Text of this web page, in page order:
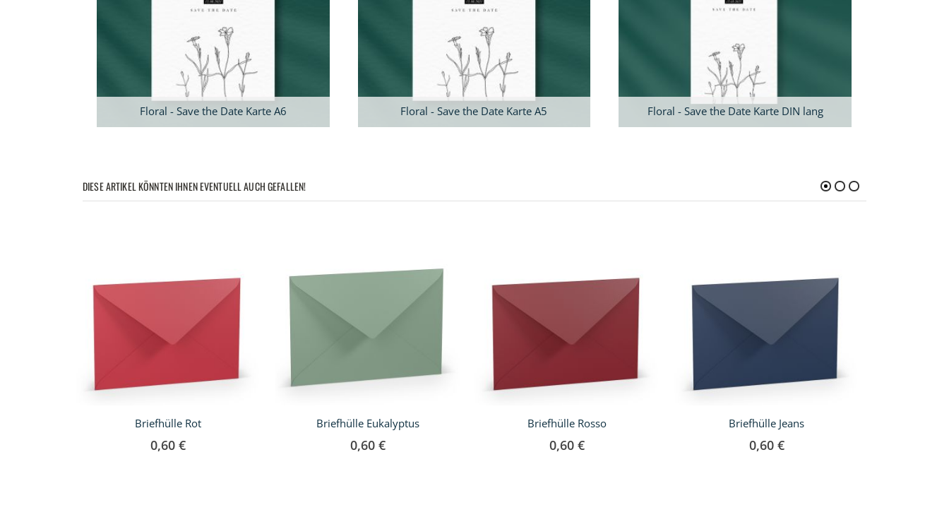
Floral - Save the Date Karte A6 Floral - Save the Date Karte A5 Floral - Save the Date Karte DIN lang
DIESE ARTIKEL KÖNNTEN IHNEN EVENTUELL AUCH GEFALLEN!
Briefhülle Rot
0,60 €
Briefhülle Eukalyptus
0,60 €
Briefhülle Rosso
0,60 €
Briefhülle Jeans
0,60 €